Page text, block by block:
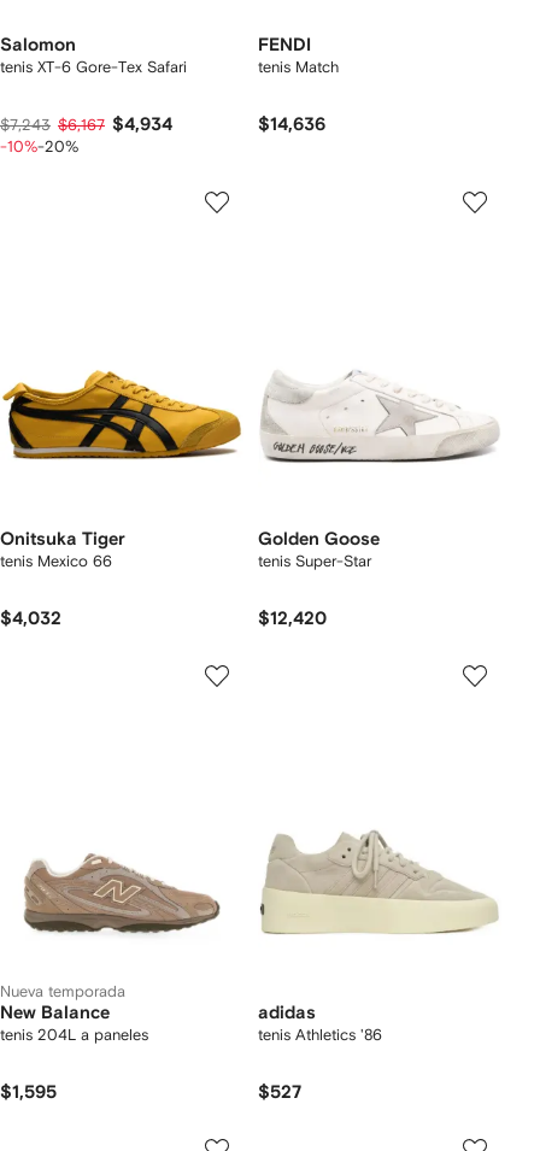
Salomon
tenis XT-6 Gore-Tex Safari
$7,243 $6,167 $4,934
-10%-20%
FENDI
tenis Match
$14,636
Onitsuka Tiger
tenis Mexico 66
$4,032
Golden Goose
tenis Super-Star
$12,420
Nueva temporada
New Balance
tenis 204L a paneles
$1,595
adidas
tenis Athletics '86
$527